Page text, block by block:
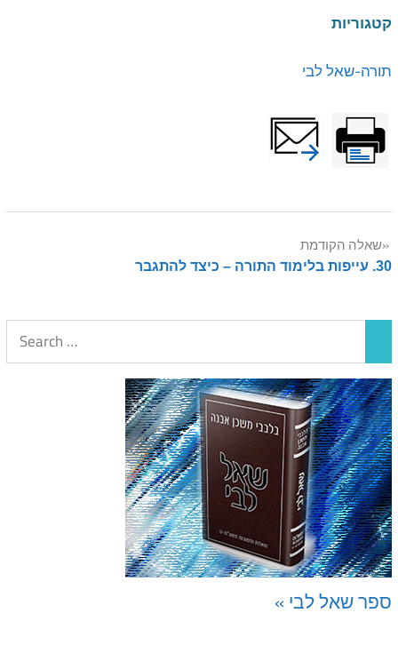
קטגוריות
תורה-שאל לבי
Post
שאלה הקודמת
30. עייפות בלימוד התורה – כיצד להתגבר
ספר שאל לבי »